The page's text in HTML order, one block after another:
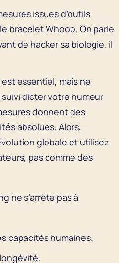
issues d’outils
bracelet Whoop. On parle
de hacker sa biologie, il
essentiel, mais ne
dicter votre humeur
donnent des
absolues. Alors,
globale et utilisez
pas comme des
ne s’arrête pas à
capacités humaines.